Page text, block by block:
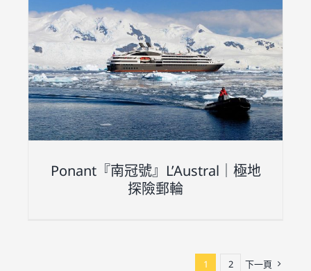
Ponant『南冠號』L’Austral｜極地
探險郵輪
1 2 下一頁